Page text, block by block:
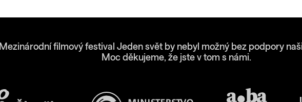
Mezinárodní filmový festival Jeden svět by nebyl možný bez podpory
Moc děkujeme, že jste v tom s námi.